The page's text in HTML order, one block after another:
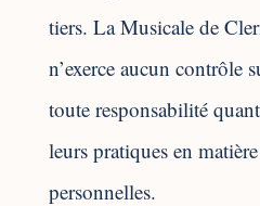
tiers. La Musicale de
n’exerce aucun contrôle
toute responsabilité
leurs pratiques en
personnelles.